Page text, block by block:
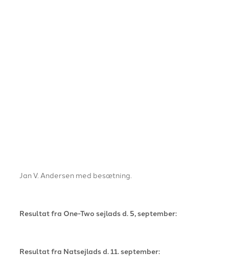
Jan V. Andersen med besætning.
Resultat fra One-Two sejlads d. 5, september:
Resultat fra Natsejlads d. 11. september: